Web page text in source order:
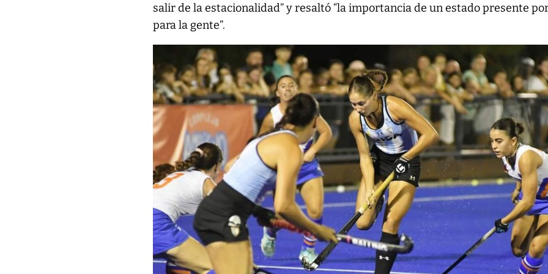
salir de la estacionalidad” y resaltó “la importancia de un estado presente
para la gente”.